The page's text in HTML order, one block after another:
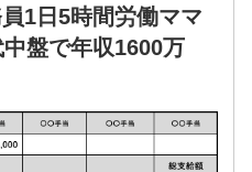
1日5時間労働ママ
中盤で年収1600万